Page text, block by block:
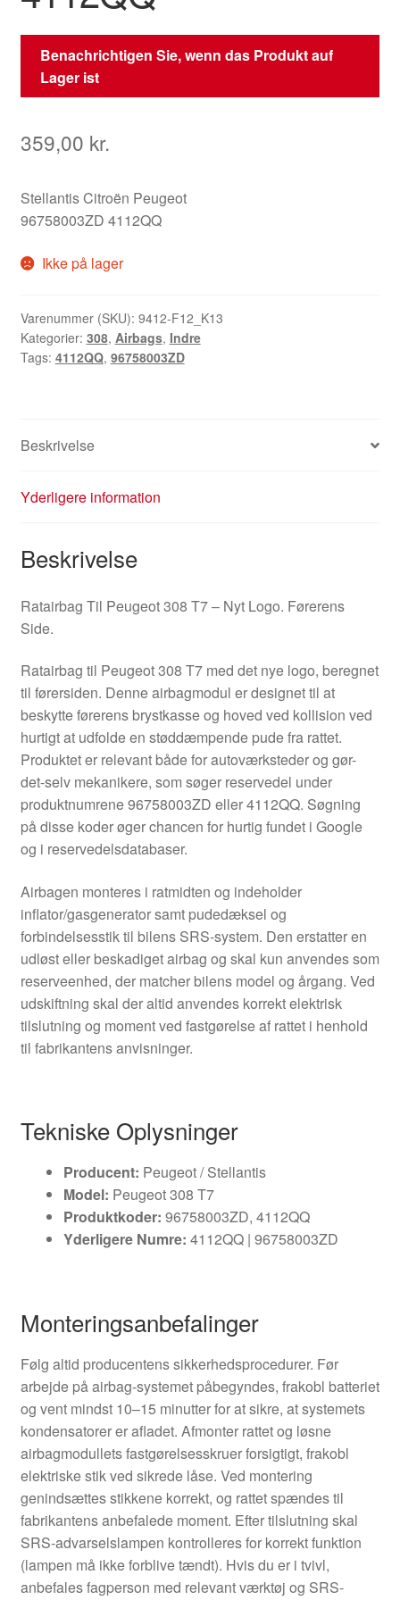
Benachrichtigen Sie, wenn das Produkt auf
Lager ist
359,00 kr.
Stellantis Citroën Peugeot
96758003ZD 4112QQ
Ikke på lager
Varenummer (SKU): 9412-F12_K13
Kategorier: 308, Airbags, Indre
Tags: 4112QQ, 96758003ZD
Beskrivelse
Yderligere information
Beskrivelse
Ratairbag Til Peugeot 308 T7 – Nyt Logo. Førerens
Side.
Ratairbag til Peugeot 308 T7 med det nye logo, beregnet
til førersiden. Denne airbagmodul er designet til at
beskytte førerens brystkasse og hoved ved kollision ved
hurtigt at udfolde en støddæmpende pude fra rattet.
Produktet er relevant både for autoværksteder og gør-
det-selv mekanikere, som søger reservedel under
produktnumrene 96758003ZD eller 4112QQ. Søgning
på disse koder øger chancen for hurtig fundet i Google
og i reservedelsdatabaser.
Airbagen monteres i ratmidten og indeholder
inflator/gasgenerator samt pudedæksel og
forbindelsesstik til bilens SRS-system. Den erstatter en
udløst eller beskadiget airbag og skal kun anvendes som
reserveenhed, der matcher bilens model og årgang. Ved
udskiftning skal der altid anvendes korrekt elektrisk
tilslutning og moment ved fastgørelse af rattet i henhold
til fabrikantens anvisninger.
Tekniske Oplysninger
Producent: Peugeot / Stellantis
Model: Peugeot 308 T7
Produktkoder: 96758003ZD, 4112QQ
Yderligere Numre: 4112QQ | 96758003ZD
Monteringsanbefalinger
Følg altid producentens sikkerhedsprocedurer. Før
arbejde på airbag-systemet påbegyndes, frakobl batteriet
og vent mindst 10–15 minutter for at sikre, at systemets
kondensatorer er afladet. Afmonter rattet og løsne
airbagmodullets fastgørelsesskruer forsigtigt, frakobl
elektriske stik ved sikrede låse. Ved montering
genindsættes stikkene korrekt, og rattet spændes til
fabrikantens anbefalede moment. Efter tilslutning skal
SRS-advarselslampen kontrolleres for korrekt funktion
(lampen må ikke forblive tændt). Hvis du er i tvivl,
anbefales fagperson med relevant værktøj og SRS-